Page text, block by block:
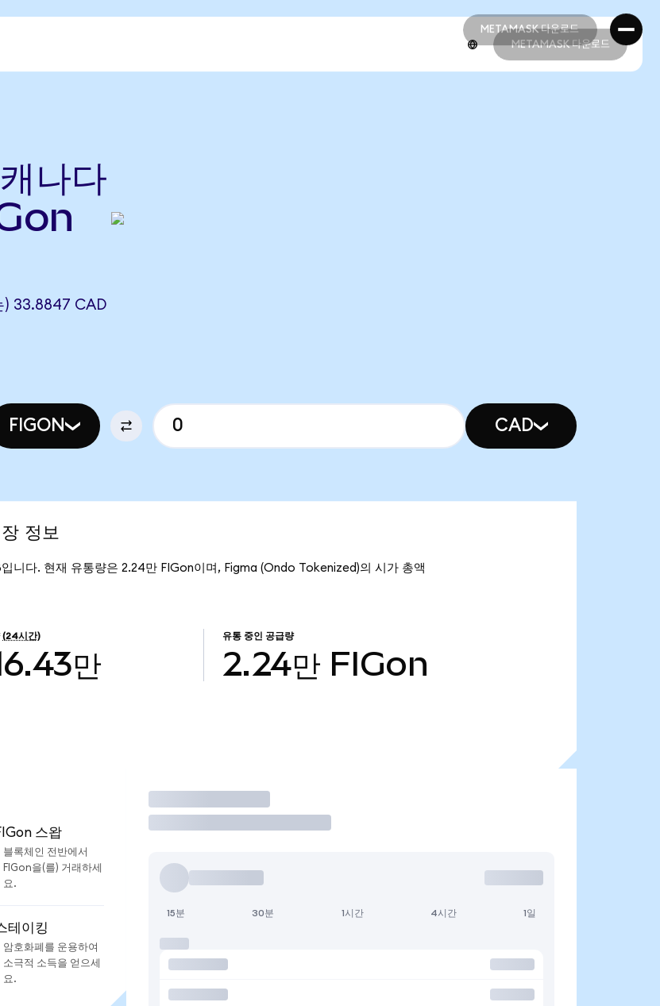
METAMASK 다운로드
METAMASK 다운로드
METAMASK 다운로드
나다
) 33.8847 CAD
FIGON CAD
정보
니다. 현재 유통량은 2.24만 FIGon이며, Figma (Ondo Tokenized)의 시가 총액
(24시간)
만
유통 중인 공급량
2.24만 FIGon
스왑
블록체인 전반에서
FIGon을(를) 거래하세
요.
테이킹
암호화폐를 운용하여
소극적 소득을 얻으세
요.
거래
15분 30분 1시간 4시간 1일